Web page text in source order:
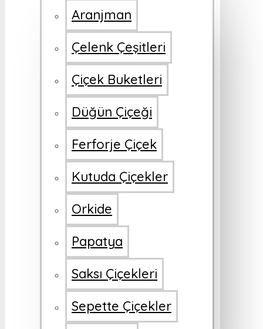
Aranjman
Çelenk Çeşitleri
Çiçek Buketleri
Düğün Çiçeği
Ferforje Çiçek
Kutuda Çiçekler
Orkide
Papatya
Saksı Çiçekleri
Sepette Çiçekler